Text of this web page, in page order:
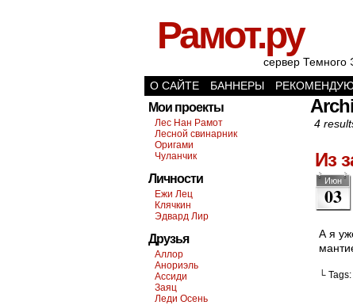
Рамот.ру
сервер Темного
О САЙТЕ
БАННЕРЫ
Мои проекты
Лес Нан Рамот
Лесной свинарник
Оригами
Чуланчик
Личности
Ежи Лец
Клячкин
Эдвард Лир
Друзья
Аллор
Анориэль
Ассиди
Заяц
Леди Осень
4
Из
Июн
03
А я
└ Tags: